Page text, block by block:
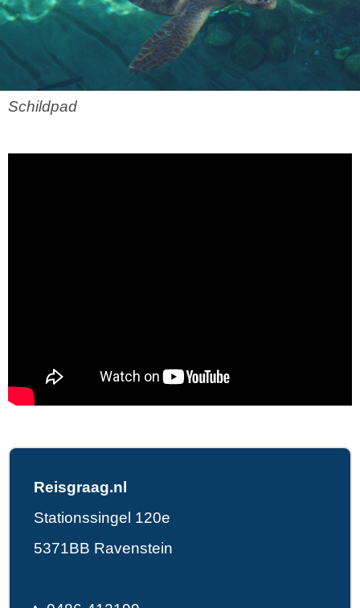
Schildpad
Reisgraag.nl
Stationssingel 120e
5371BB Ravenstein